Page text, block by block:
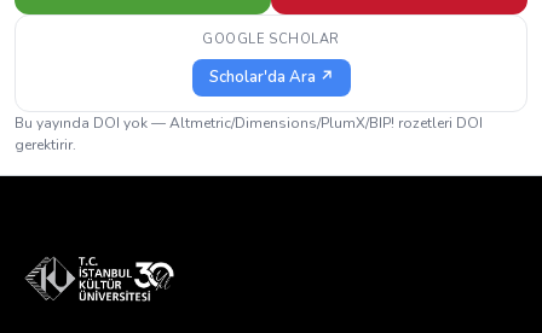
GOOGLE SCHOLAR
Scholar'da Ara ↗
Bu yayında DOI yok — Altmetric/Dimensions/PlumX/BIP! rozetleri DOI
gerektirir.